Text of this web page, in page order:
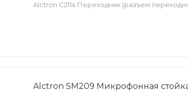
Alctron C2114 Переходник (разъем
Alctron SM209 Микрофонная